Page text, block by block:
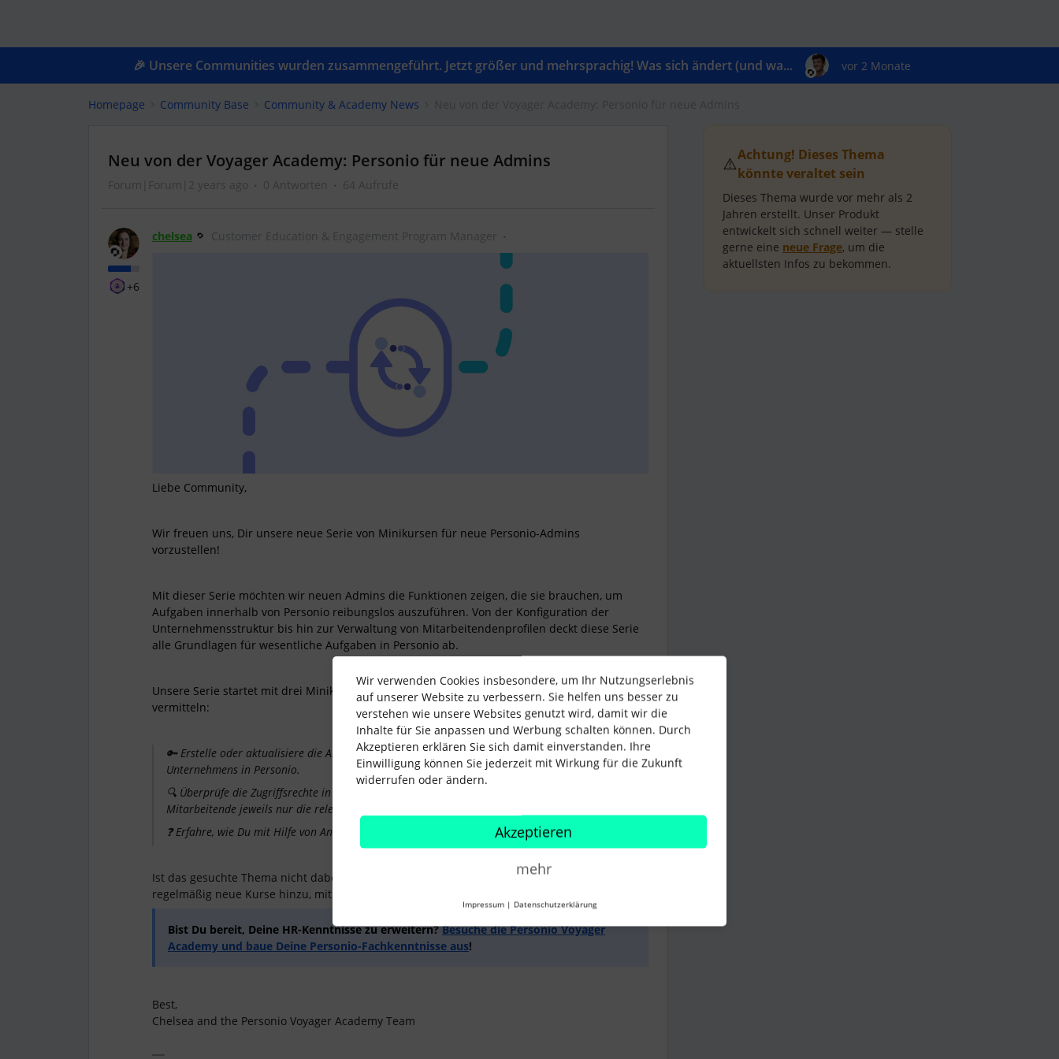
🎉 Unsere Communities wurden zusammengeführt. Jetzt größer und mehrsprachig! Was sich ändert (und wa... vor 2 Monate
Homepage Community Base Community & Academy News
Neu von der Voyager Academy: Personio für neue Admins
Forum|Forum|2 years ago 0 Antworten 64 Aufrufe
+6
chelsea Customer Education & Engagement Program Manager
Liebe Community,
Wir freuen uns, Dir unsere neue Serie von Minikursen für neue Personio-Admins
vorzustellen!
Mit dieser Serie möchten wir neuen Admins die Funktionen zeigen, die sie brauchen, um
Aufgaben innerhalb von Personio reibungslos auszuführen. Von der Konfiguration der
Unternehmensstruktur bis hin zur Verwaltung von Mitarbeitendenprofilen deckt diese Serie
alle Grundlagen für wesentliche Aufgaben in Personio ab.
Unsere Serie startet mit drei Minikursen, die neuen Admins die folgenden Kenntnisse
vermitteln:
🔑 Erstelle oder aktualisiere die Abteilungen, Teams, Standorte und Gesellschaften Deines
Unternehmens in Personio.
🔍 Überprüfe die Zugriffsrechte in Personio und passe sie an, um sicherzustellen, dass
Mitarbeitende jeweils nur die relevanten Informationen sehen und bearbeiten können.
❓ Erfahre, wie Du mit Hilfe von Antworten finden Hilfe erhältst.
Ist das gesuchte Thema nicht dabei? Schau einfach später wieder vorbei. Wir fügen der Serie
regelmäßig neue Kurse hinzu, mit denen Du Dein Fachwissen erweitern kannst.
Bist Du bereit, Deine HR-Kenntnisse zu erweitern?Besuche die Personio Voyager
Academy und baue Deine Personio-Fachkenntnisse aus!
Best,
Chelsea and the Personio Voyager Academy Team
⚠️Achtung! Dieses Thema
könnte veraltet sein
Dieses Thema wurde vor mehr als 2
Jahren erstellt. Unser Produkt
entwickelt sich schnell weiter — stelle
gerne eine neue Frage, um die
aktuellsten Infos zu bekommen.
Wir verwenden Cookies insbesondere, um Ihr Nutzungserlebnis
auf unserer Website zu verbessern. Sie helfen uns besser zu
verstehen wie unsere Websites genutzt wird, damit wir die
Inhalte für Sie anpassen und Werbung schalten können. Durch
Akzeptieren erklären Sie sich damit einverstanden. Ihre
Einwilligung können Sie jederzeit mit Wirkung für die Zukunft
widerrufen oder ändern.
Akzeptieren
mehr
Impressum | Datenschutzerklärung